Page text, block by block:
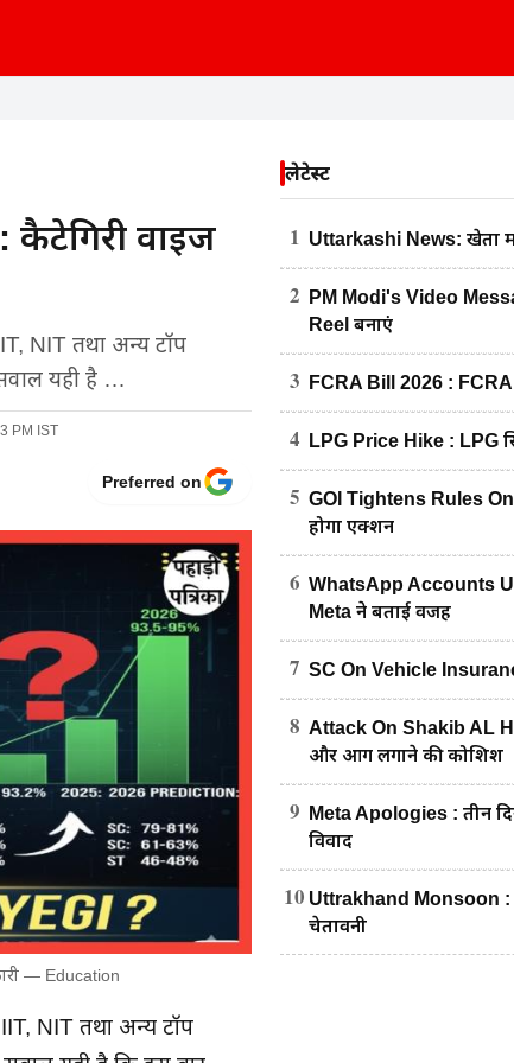
वाइज
NIT तथा अन्य टॉप
यही है …
PM IST
Preferred on
— Education
NIT तथा अन्य टॉप
लेटेस्ट
1 Uttarkashi News: खेतों में
2
PM Modi's Video
Reel बनाएं
3 FCRA Bill 2026 : FCRA
4 LPG Price Hike : LPG
5 GOI Tightens Rules
होगा एक्शन
6 WhatsApp Accounts
Meta ने बताई वजह
7 SC On Vehicle Insurance
8 Attack On Shakib AL
और आग लगाने की कोशिश
9
Meta Apologies : तीन
विवाद
10 Uttrakhand Monsoon :
चेतावनी